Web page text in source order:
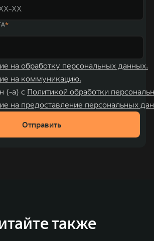
на обработку персональных данных.
на коммуникацию.
(-а) с Политикой обработки
на предоставление персональных
Отправить
также